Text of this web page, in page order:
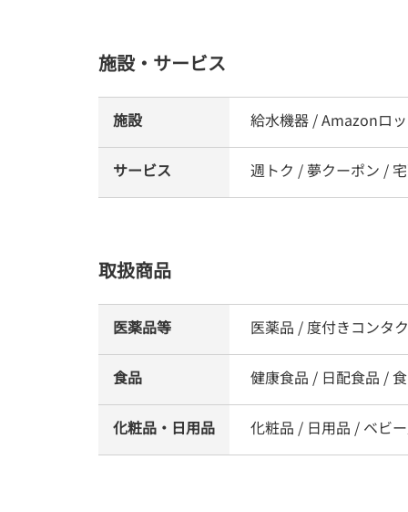
施設・サービス
施設 給水機器 / Amazonロ
サービス 週トク / 夢クーポン /
取扱商品
医薬品等 医薬品 / 度付きコンタ
食品 健康食品 / 日配食品 /
化粧品・日用品 化粧品 / 日用品 / ベビ